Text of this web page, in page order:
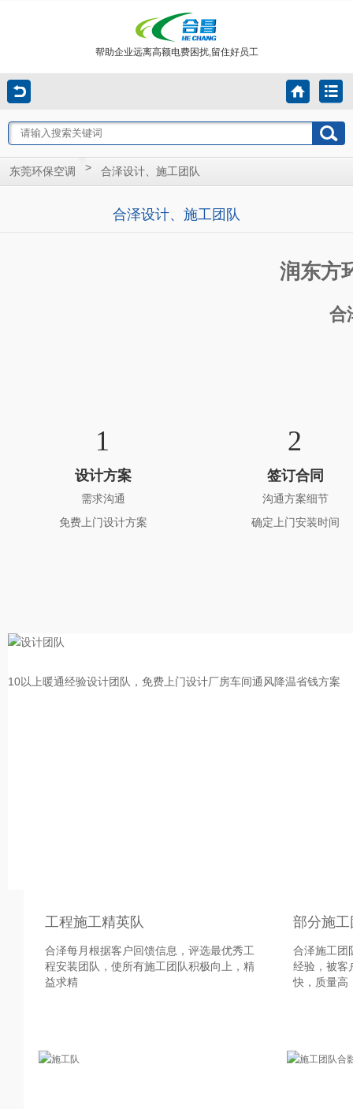
帮助企业远离高额电费困扰,留住好员工
东莞环保空调 > 合泽设计、施工团队
合泽设计、施工团队
润东方
合
1
设计方案
需求沟通
免费上门设计方案
2
签订合同
沟通方案细节
确定上门安装时间
10以上暖通经验设计团队，免费上门设计厂房车间通风降温省钱方案
工程施工精英队
合泽每月根据客户回馈信息，评选最优秀工
程安装团队，使所有施工团队积极向上，精
益求精
部分施
合泽施工团
经验，被客
快，质量高